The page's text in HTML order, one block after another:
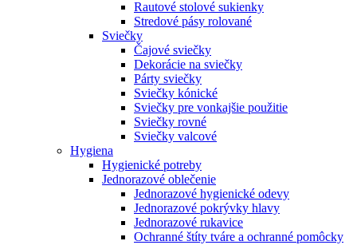
Rautové stolové sukienky
Stredové pásy rolované
Sviečky
Čajové sviečky
Dekorácie na sviečky
Párty sviečky
Sviečky kónické
Sviečky pre vonkajšie použitie
Sviečky rovné
Sviečky valcové
Hygiena
Hygienické potreby
Jednorazové oblečenie
Jednorazové hygienické odevy
Jednorazové pokrývky hlavy
Jednorazové rukavice
Ochranné štíty tváre a ochranné pomôcky